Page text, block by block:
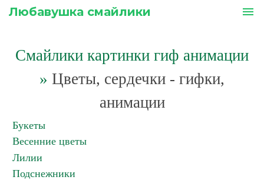
Любавушка смайлики menu
Смайлики картинки гиф анимации
» Цветы, сердечки - гифки,
анимации
Букеты
Весенние цветы
Лилии
Подснежники